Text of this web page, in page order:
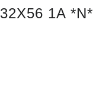
32X56 1A *N*